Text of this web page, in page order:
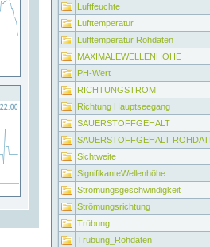
Luftfeuchte
Lufttemperatur
Lufttemperatur Rohdaten
MAXIMALEWELLENHÖHE
PH-Wert
RICHTUNGSTROM
Richtung Hauptseegang
SAUERSTOFFGEHALT
SAUERSTOFFGEHALT
Sichtweite
SignifikanteWellenhöhe
Strömungsgeschwindigkeit
Strömungsrichtung
Trübung
Trübung_Rohdaten